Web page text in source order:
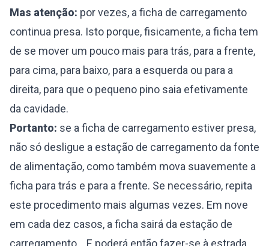
Mas atenção: por vezes, a ficha de carregamento
continua presa. Isto porque, fisicamente, a ficha tem
de se mover um pouco mais para trás, para a frente,
para cima, para baixo, para a esquerda ou para a
direita, para que o pequeno pino saia efetivamente
da cavidade.
Portanto: se a ficha de carregamento estiver presa,
não só desligue a estação de carregamento da fonte
de alimentação, como também mova suavemente a
ficha para trás e para a frente. Se necessário, repita
este procedimento mais algumas vezes. Em nove
em cada dez casos, a ficha sairá da estação de
carregamento... E poderá então fazer-se à estrada